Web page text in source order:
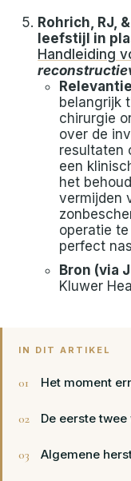
Rohrich, RJ,
leefstijl in
Handleiding
belangrijk
chirurgie
over de
resultaten
een
het
vermijden
operatie
perfect
Bron (via
Kluwer
IN DIT ARTIKEL
Het moment
De eerste
Algemene